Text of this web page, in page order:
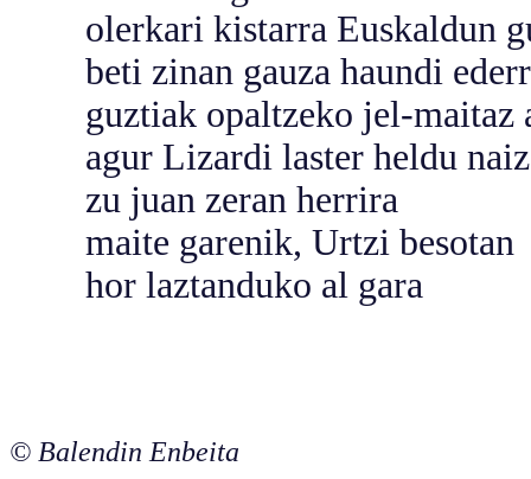
olerkari kistarra Euskaldun
beti zinan gauza haundi
guztiak opaltzeko jel-maitaz
agur Lizardi laster heldu naiz
zu juan zeran herrira
maite garenik, Urtzi besotan
hor laztanduko al gara
© Balendin Enbeita